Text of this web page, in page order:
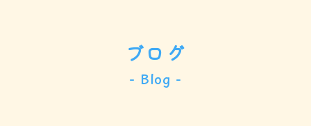
ブログ
- Blog -